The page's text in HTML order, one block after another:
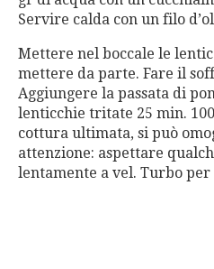
Servire calda con un filo
Mettere nel boccale le
mettere da parte. Fare il
Aggiungere la passata di
lenticchie tritate 25 min.
cottura ultimata, si può
attenzione: aspettare
lentamente a vel. Turbo per